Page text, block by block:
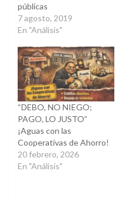
públicas
7 agosto, 2019
En "Análisis"
“DEBO, NO NIEGO;
PAGO, LO JUSTO”
¡Aguas con las
Cooperativas de Ahorro!
20 febrero, 2026
En "Análisis"